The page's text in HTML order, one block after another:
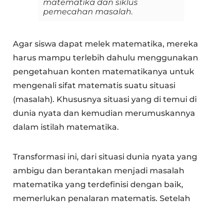
matematika dan siklus
pemecahan masalah.
Agar siswa dapat melek matematika, mereka
harus mampu terlebih dahulu menggunakan
pengetahuan konten matematikanya untuk
mengenali sifat matematis suatu situasi
(masalah). Khususnya situasi yang di temui di
dunia nyata dan kemudian merumuskannya
dalam istilah matematika.
Transformasi ini, dari situasi dunia nyata yang
ambigu dan berantakan menjadi masalah
matematika yang terdefinisi dengan baik,
memerlukan penalaran matematis. Setelah